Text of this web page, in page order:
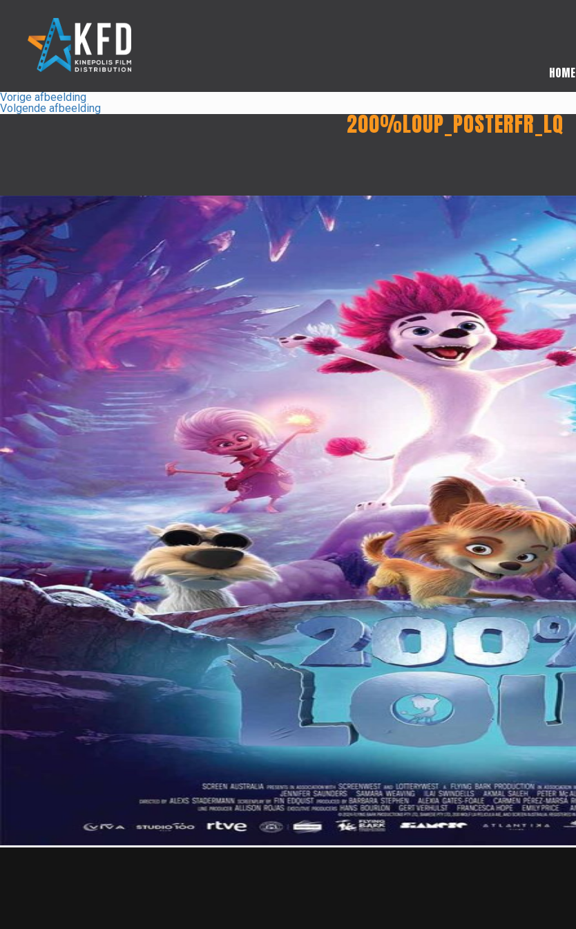
Releaselijst
Over KFD
Professional
Contact
HOME
Vorige afbeelding
Volgende afbeelding
200%LOUP_POSTERFR_LQ